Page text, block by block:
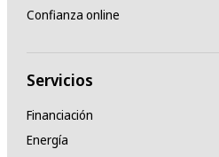
Confianza online
Servicios
Financiación
Energía